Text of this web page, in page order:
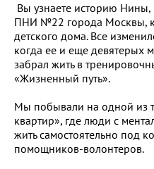
Вы узнаете историю Нины,
ПНИ №22 города Москвы,
детского дома. Все
когда ее и еще
забрал жить в
«Жизненный путь».
Мы побывали на одной из
квартир», где люди с
жить самостоятельно под
помощников-волонтеров.